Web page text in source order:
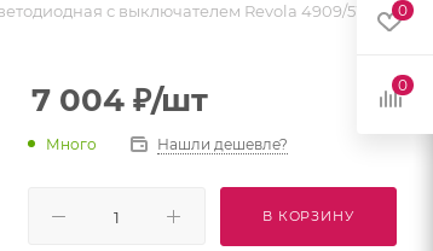
с выключателем Revola 4909/5WL
7 004 ₽/шт
Много Нашли дешевле?
В КОРЗИНУ
0
0